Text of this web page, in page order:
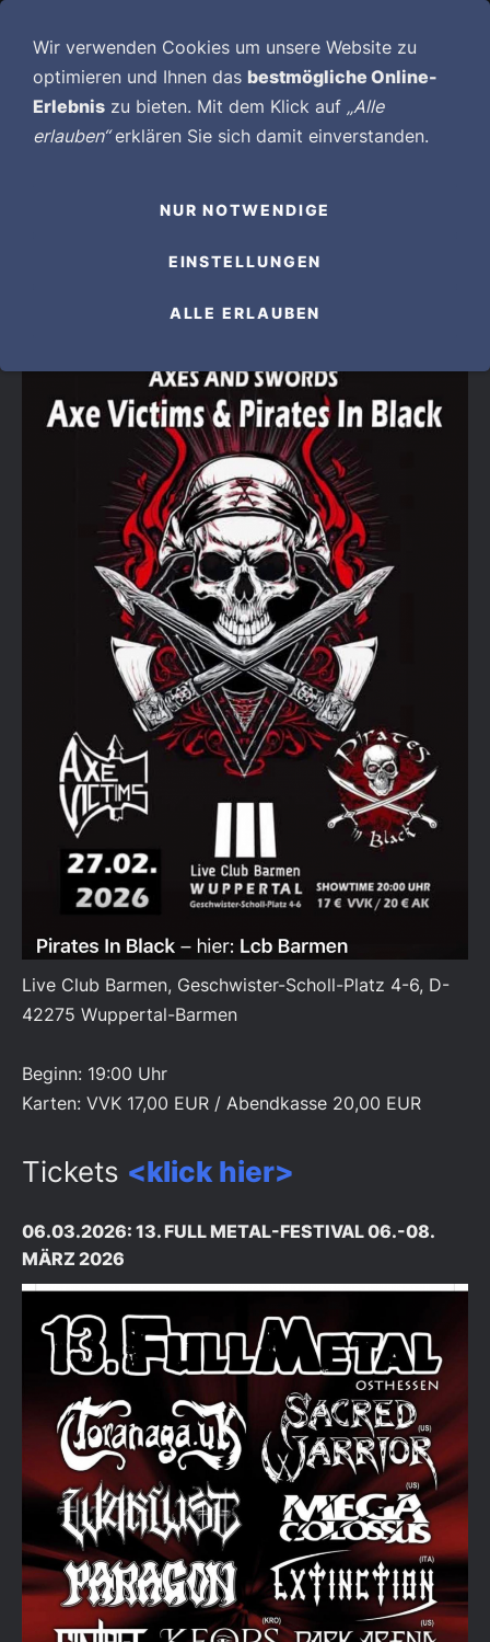
Live Club Barmen, Geschwister-Scholl-Platz 4-6, D-
42275 Wuppertal-Barmen
Beginn: 19:00 Uhr
Karten: VVK 17,00 EUR / Abendkasse 20,00 EUR
Tickets <klick hier>
06.03.2026: 13. FULL METAL-FESTIVAL 06.-08.
MÄRZ 2026
Wir verwenden Cookies um unsere Website zu
optimieren und Ihnen das bestmögliche Online-
Erlebnis zu bieten. Mit dem Klick auf „Alle
erlauben“erklären Sie sich damit einverstanden.
NUR NOTWENDIGE
EINSTELLUNGEN
ALLE ERLAUBEN